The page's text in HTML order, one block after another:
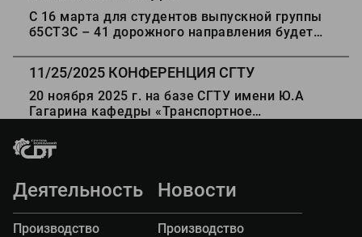
транспорта, а также 90-летию с момента
создания кафедры «Строительные и дорожные
машины» (ныне «Инженерная геометрия и
основы САПР»).
С 16 марта для студентов выпускной группы
б5СТЗС – 41 дорожного направления будет
подразделениях группы компаний
«Современные дорожные технологии».
11/25/2025 КОНФЕРЕНЦИЯ СГТУ
20 ноября 2025 г. на базе СГТУ имени Ю.А
Гагарина кафедры «Транспортное
научно-практическая конференция
«ПОВЫШЕНИЕ НАДЕЖНОСТИ И БЕЗОПАСНОСТИ
КОММУНИКАЦИЙ».
Деятельность
Производство
Новости
Производство